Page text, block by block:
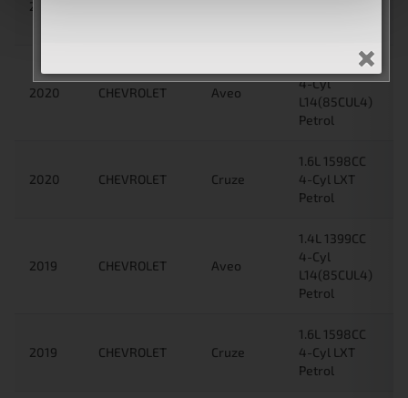
2021
2020 CHEVROLET Aveo
1.4L 1399CC
4-Cyl
L14(85CUL4)
Petrol
2020 CHEVROLET Cruze
1.6L 1598CC
4-Cyl LXT
Petrol
2019 CHEVROLET Aveo
1.4L 1399CC
4-Cyl
L14(85CUL4)
Petrol
2019 CHEVROLET Cruze
1.6L 1598CC
4-Cyl LXT
Petrol